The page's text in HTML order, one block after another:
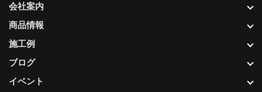
会社案内
商品情報
施工例
ブログ
イベント